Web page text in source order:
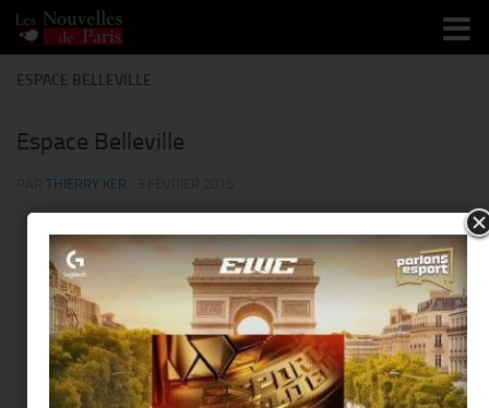
Skip to content
ESPACE BELLEVILLE
Espace Belleville
THIERRY KER
Espace Belleville
4 Boulevard de la Villette - 75009 Paris
Événements
This page can't load Google Maps correctly.
Do you own this website? OK